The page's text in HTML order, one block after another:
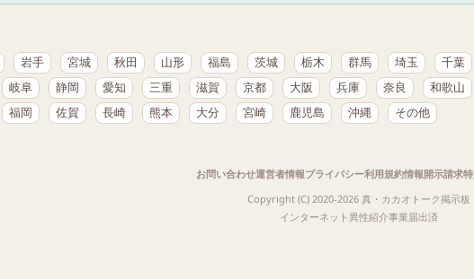
岩手 宮城 秋田 山形 福島 茨城 栃木 群馬 埼玉 千葉
岐阜 静岡 愛知 三重 滋賀 京都 大阪 兵庫 奈良 和歌山
福岡 佐賀 長崎 熊本 大分 宮崎 鹿児島 沖縄 その他
お問い合わせ運営者情報プライバシー利用規約情報開示請求
Copyright (C) 2020-2026 真・カカオトーク掲示板
インターネット異性紹介事業届出済